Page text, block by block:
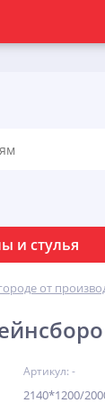
и стулья
от
Артикул: -
2140*1200/